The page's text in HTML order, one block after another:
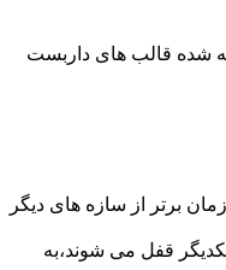
شده قالب های داربست
برتر از سازه های دیگر
قفل می شوند،به